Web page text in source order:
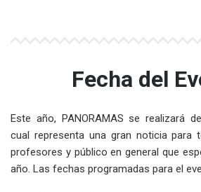
Fecha del
Este año, PANORAMAS se realizará
cual representa una gran noticia para
profesores y público en general que
año. Las fechas programadas para el